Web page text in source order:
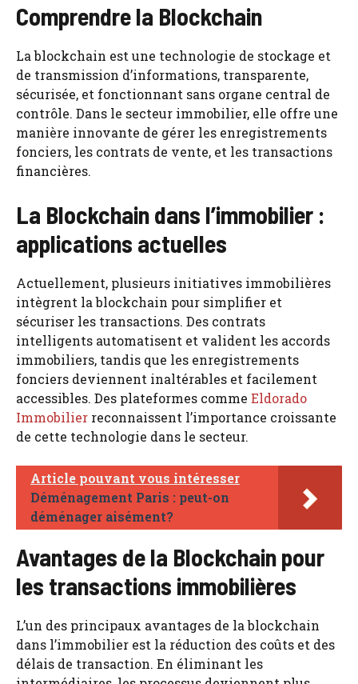
Comprendre la Blockchain
La blockchain est une technologie de stockage et
de transmission d’informations, transparente,
sécurisée, et fonctionnant sans organe central de
contrôle. Dans le secteur immobilier, elle offre une
manière innovante de gérer les enregistrements
fonciers, les contrats de vente, et les transactions
financières.
La Blockchain dans l’immobilier :
applications actuelles
Actuellement, plusieurs initiatives immobilières
intègrent la blockchain pour simplifier et
sécuriser les transactions. Des contrats
intelligents automatisent et valident les accords
immobiliers, tandis que les enregistrements
fonciers deviennent inaltérables et facilement
accessibles. Des plateformes comme Eldorado
Immobilier reconnaissent l’importance croissante
de cette technologie dans le secteur.
Article pouvant vous intéresser
Déménagement Paris : peut-on
déménager aisément?
Avantages de la Blockchain pour
les transactions immobilières
L’un des principaux avantages de la blockchain
dans l’immobilier est la réduction des coûts et des
délais de transaction. En éliminant les